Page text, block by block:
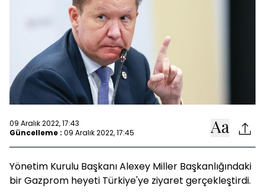
09 Aralık 2022, 17:43
Güncelleme : 09 Aralık 2022, 17:45
Yönetim Kurulu Başkanı Alexey Miller Başkanlığındaki
bir Gazprom heyeti Türkiye'ye ziyaret gerçekleştirdi.